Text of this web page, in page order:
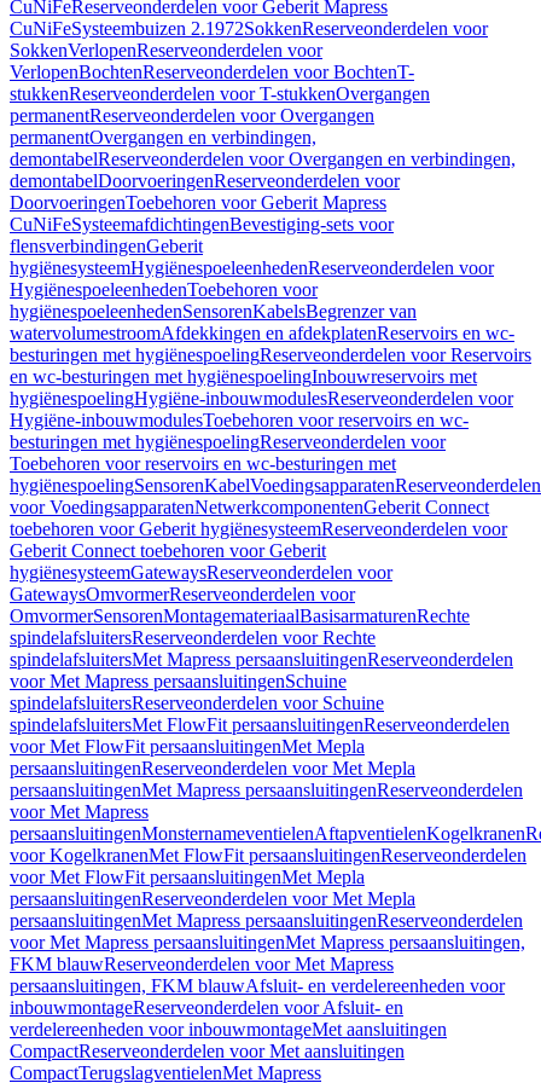
CuNiFeReserveonderdelen voor Geberit Mapress
CuNiFeSysteembuizen 2.1972SokkenReserveonderdelen voor
SokkenVerlopenReserveonderdelen voor
VerlopenBochtenReserveonderdelen voor BochtenT-
stukkenReserveonderdelen voor T-stukkenOvergangen
permanentReserveonderdelen voor Overgangen
permanentOvergangen en verbindingen,
demontabelReserveonderdelen voor Overgangen en verbindingen,
demontabelDoorvoeringenReserveonderdelen voor
DoorvoeringenToebehoren voor Geberit Mapress
CuNiFeSysteemafdichtingenBevestiging-sets voor
flensverbindingenGeberit
hygiënesysteemHygiënespoeleenhedenReserveonderdelen voor
HygiënespoeleenhedenToebehoren voor
hygiënespoeleenhedenSensorenKabelsBegrenzer van
watervolumestroomAfdekkingen en afdekplatenReservoirs en wc-
besturingen met hygiënespoelingReserveonderdelen voor Reservoirs
en wc-besturingen met hygiënespoelingInbouwreservoirs met
hygiënespoelingHygiëne-inbouwmodulesReserveonderdelen voor
Hygiëne-inbouwmodulesToebehoren voor reservoirs en wc-
besturingen met hygiënespoelingReserveonderdelen voor
Toebehoren voor reservoirs en wc-besturingen met
hygiënespoelingSensorenKabelVoedingsapparatenReserveonderdelen
voor VoedingsapparatenNetwerkcomponentenGeberit Connect
toebehoren voor Geberit hygiënesysteemReserveonderdelen voor
Geberit Connect toebehoren voor Geberit
hygiënesysteemGatewaysReserveonderdelen voor
GatewaysOmvormerReserveonderdelen voor
OmvormerSensorenMontagemateriaalBasisarmaturenRechte
spindelafsluitersReserveonderdelen voor Rechte
spindelafsluitersMet Mapress persaansluitingenReserveonderdelen
voor Met Mapress persaansluitingenSchuine
spindelafsluitersReserveonderdelen voor Schuine
spindelafsluitersMet FlowFit persaansluitingenReserveonderdelen
voor Met FlowFit persaansluitingenMet Mepla
persaansluitingenReserveonderdelen voor Met Mepla
persaansluitingenMet Mapress persaansluitingenReserveonderdelen
voor Met Mapress
persaansluitingenMonsternameventielenAftapventielenKogelkranen
voor KogelkranenMet FlowFit persaansluitingenReserveonderdelen
voor Met FlowFit persaansluitingenMet Mepla
persaansluitingenReserveonderdelen voor Met Mepla
persaansluitingenMet Mapress persaansluitingenReserveonderdelen
voor Met Mapress persaansluitingenMet Mapress persaansluitingen,
FKM blauwReserveonderdelen voor Met Mapress
persaansluitingen, FKM blauwAfsluit- en verdelereenheden voor
inbouwmontageReserveonderdelen voor Afsluit- en
verdelereenheden voor inbouwmontageMet aansluitingen
CompactReserveonderdelen voor Met aansluitingen
CompactTerugslagventielenMet Mapress